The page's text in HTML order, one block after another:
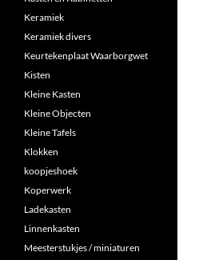
Keramiek
Keramiek divers
Keurtekenplaat Waarborgwet
Kisten
Kleine Kasten
Kleine Objecten
Kleine Tafels
Klokken
koopjeshoek
Koperwerk
Ladekasten
Linnenkasten
Meesterstukjes / miniaturen